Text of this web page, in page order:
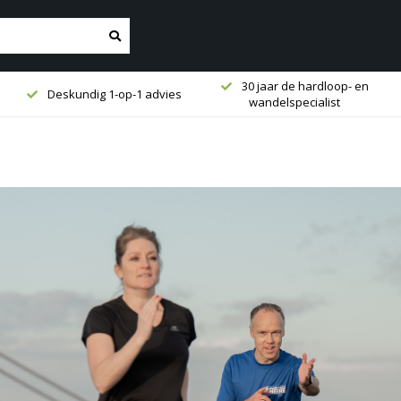
Deskundig 1-op-1 advies
30 jaar de hardloop- en
wandelspecialist